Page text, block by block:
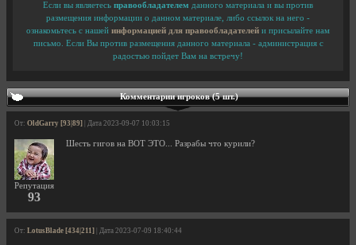
Если вы являетесь правообладателем данного материала и вы против
размещения информации о данном материале, либо ссылок на него -
ознакомьтесь с нашей информацией для правообладателей и присылайте нам
письмо. Если Вы против размещения данного материала - администрация с
радостью пойдет Вам на встречу!
Комментарии игроков (5 шт.)
От: OldGarry [93|89] | Дата 2023-09-07 10:03:15
Репутация
93
Шесть гигов на ВОТ ЭТО... Разрабы что курили?
От: LotusBlade [434|211] | Дата 2023-07-09 18:40:44